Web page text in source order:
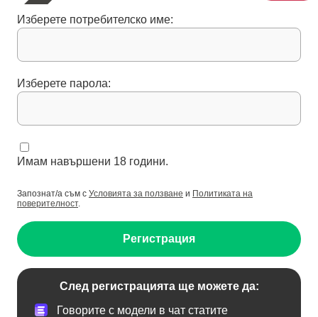
Изберете потребителско име:
Изберете парола:
Имам навършени 18 години.
Запознат/а съм с Условията за ползване и Политиката на
поверителност.
Регистрация
След регистрацията ще можете да:
Говорите с модели в чат статите